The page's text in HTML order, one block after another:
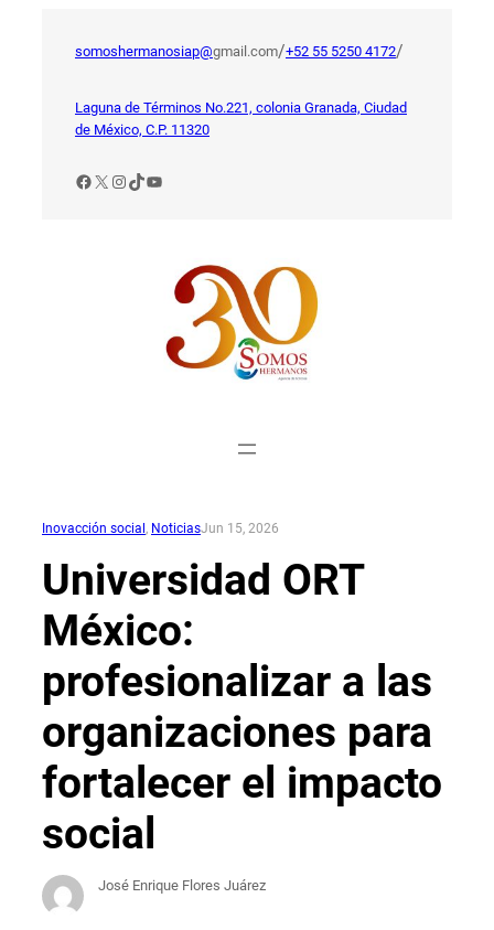
somoshermanosiap@gmail.com/+52 55 5250 4172/
Laguna de Términos No.221, colonia Granada, Ciudad
de México, C.P. 11320
Facebook
X Instagram
TikTok
YouTube
Inovacción social , NoticiasJun 15, 2026
Universidad ORT
México:
profesionalizar a las
organizaciones para
fortalecer el impacto
social
José Enrique Flores Juárez